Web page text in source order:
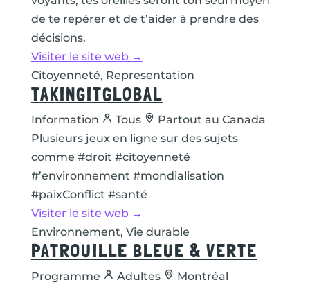
de te repérer et de t’aider à prendre des
décisions.
Visiter le site web →
Citoyenneté, Representation
TAKINGITGLOBAL
Information Tous
Partout au Canada
Plusieurs jeux en ligne sur des sujets
comme #droit #citoyenneté
#’environnement #mondialisation
#paixConflict #santé
Visiter le site web →
Environnement, Vie durable
PATROUILLE BLEUE & VERTE
Programme Adultes
Montréal